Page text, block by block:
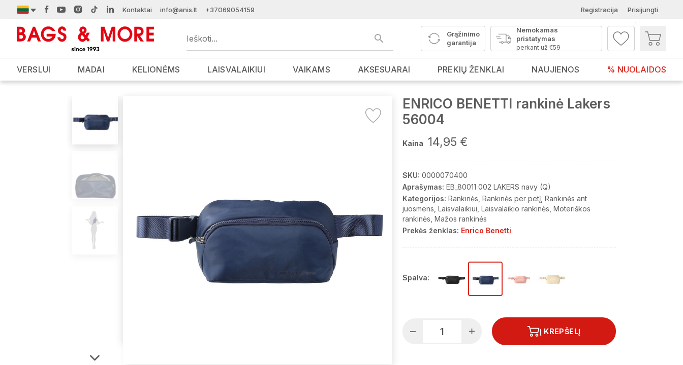
Kontaktai info@anis.lt +37069054159 Registracija Prisijungti
Grąžinimo
garantija
Nemokamas
pristatymas
perkant už €59
VERSLUI MADAI KELIONĖMS LAISVALAIKIUI VAIKAMS AKSESUARAI PREKIŲ ŽENKLAI NAUJIENOS % NUOLAIDOS
ENRICO BENETTI rankinė Lakers
56004
Kaina 14,95 €
SKU: 0000070400
Aprašymas: EB_80011 002 LAKERS navy (Q)
Kategorijos: Rankinės Rankinės per petį Rankinės ant
juosmens Laisvalaikiui Laisvalaikio rankinės Moteriškos
rankinės Mažos rankinės
Prekės ženklas: Enrico Benetti
Spalva:
Į KREPŠELĮ